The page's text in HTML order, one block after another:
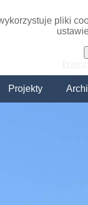
pliki
Projekty